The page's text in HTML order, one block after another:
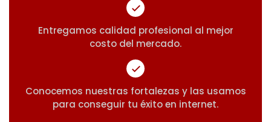
Entregamos calidad profesional al mejor
costo del mercado.
Conocemos nuestras fortalezas y las usamos
para conseguir tu éxito en internet.